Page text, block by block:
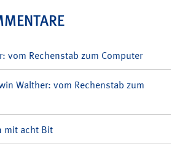
vom Rechenstab zum Computer
Walther: vom Rechenstab zum
mit acht Bit